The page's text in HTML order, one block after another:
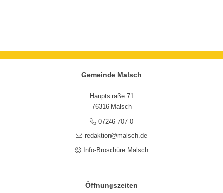
Gemeinde Malsch
Hauptstraße 71
76316 Malsch
07246 707-0
redaktion@malsch.de
Info-Broschüre Malsch
Öffnungszeiten